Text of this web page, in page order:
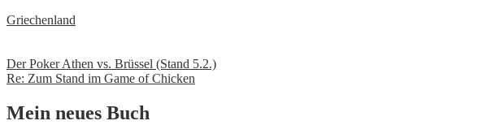
Griechenland
Beitrags-
Navigation
Der Poker Athen vs. Brüssel (Stand 5.2.)
Re: Zum Stand im Game of Chicken
Mein neues Buch